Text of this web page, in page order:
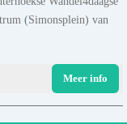
(Simonsplein) van
Meer info